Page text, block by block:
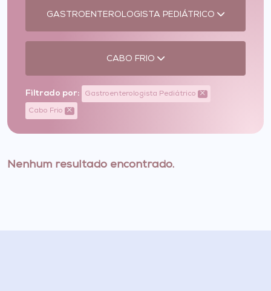
GASTROENTEROLOGISTA PEDIÁTRICO
CABO FRIO
Filtrado por: Gastroenterologista Pediátrico
Cabo Frio
Nenhum resultado encontrado.